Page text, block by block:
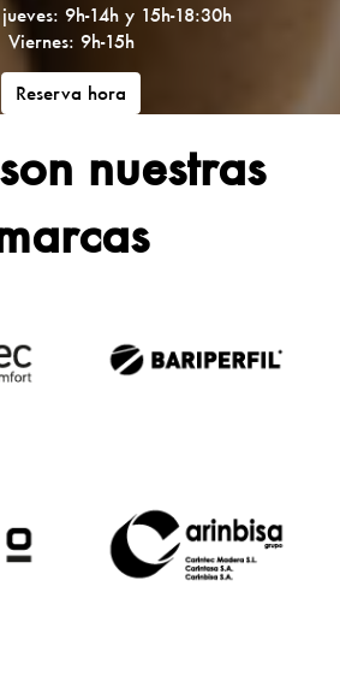
9h-14h y 15h-18:30h
Viernes: 9h-15h
Reserva hora
nuestras